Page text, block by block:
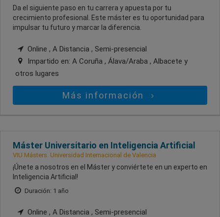
Da el siguiente paso en tu carrera y apuesta por tu
crecimiento profesional. Este máster es tu oportunidad para
impulsar tu futuro y marcar la diferencia.
Online , A Distancia , Semi-presencial
Impartido en: A Coruña , Álava/Araba , Albacete y
otros lugares
Más información
Máster Universitario en Inteligencia Artificial
VIU Másters. Universidad Internacional de Valencia
¡Únete a nosotros en el Máster y conviértete en un experto en
Inteligencia Artificial!
Duración: 1 año
Online , A Distancia , Semi-presencial